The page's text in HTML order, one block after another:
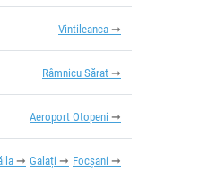
Vintileanca
Râmnicu Sărat
Aeroport Otopeni
Galați
Focșani